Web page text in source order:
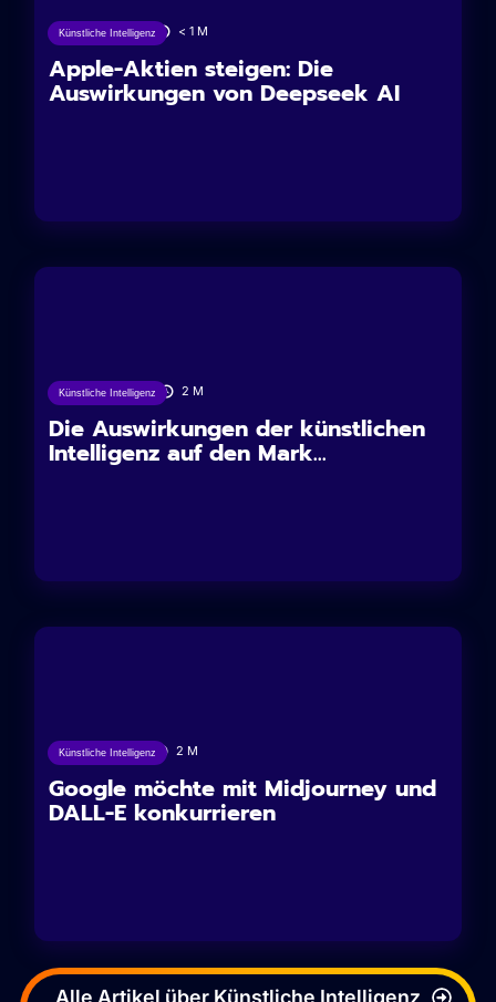
Künstliche Intelligenz
28/01/2025 < 1 M
Apple-Aktien steigen: Die
Auswirkungen von Deepseek AI
Künstliche Intelligenz
05/06/2024 2 M
Die Auswirkungen der künstlichen
Intelligenz auf den Mark...
Künstliche Intelligenz
13/10/2023 2 M
Google möchte mit Midjourney und
DALL-E konkurrieren